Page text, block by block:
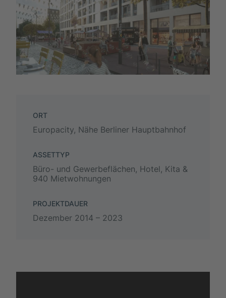
ORT
Europacity, Nähe Berliner Hauptbahnhof
ASSETTYP
Büro- und Gewerbeflächen, Hotel, Kita &
940 Mietwohnungen
PROJEKTDAUER
Dezember 2014 – 2023